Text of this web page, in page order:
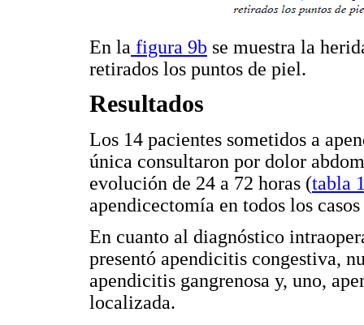
En la figura 9b se muestra la
retirados los puntos de piel.
Resultados
Los 14 pacientes sometidos a
única consultaron por dolor
evolución de 24 a 72 horas (tabla
apendicectomía en todos los
En cuanto al diagnóstico
presentó apendicitis congestiva,
apendicitis gangrenosa y, uno,
localizada.